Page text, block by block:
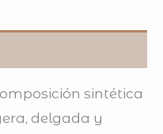
sintética
delgada y